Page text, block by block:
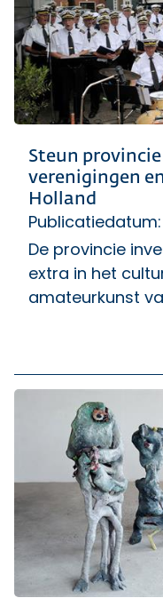
Steun
verenigingen
Holland
De provincie
extra in het
amateurkunst